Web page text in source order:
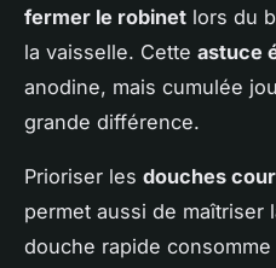
fermer le robinet lors du
la vaisselle. Cette astuce
anodine, mais cumulée
grande différence.
Prioriser les douches
permet aussi de maîtriser
douche rapide consomme